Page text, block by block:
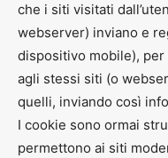
che i siti visitati
webserver) inviano e
dispositivo mobile),
agli stessi siti (o
quelli, inviando così
I cookie sono ormai
permettono ai siti